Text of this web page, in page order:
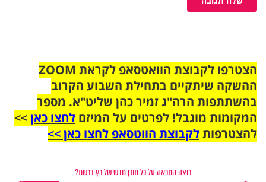
הצטרפו לקבוצת הוואטסאפ לקראת ZOOM
ההשקה שיתקיים בתחילת השבוע הקרוב
בהשתתפות הרה"ג זמיר כהן שליט"א. מספר
המקומות מוגבל! לפרטים על המיזם לחצו כאן>>
להצטרפותלקבוצת הווטסאפ לחצו כאן >>
רוצה התראה על כל תוכן חדש של רץ ברשת?